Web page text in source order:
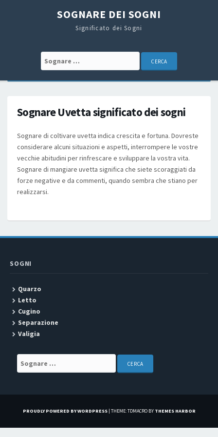
SOGNARE DEI SOGNI
Significato dei Sogni
Search for:
Sognare Uvetta significato dei sogni
Sognare di coltivare uvetta indica crescita e fortuna. Dovreste
considerare alcuni situazioni e aspetti, interrompere le vostre
vecchie abitudini per rinfrescare e sviluppare la vostra vita.
Sognare di mangiare uvetta significa che siete scoraggiati da
forze negative e da commenti, quando sembra che stiano per
realizzarsi.
SOGNI
Quarzo
Letto
Cugino
Separazione
Valigia
Search for:
PROUDLY POWERED BY WORDPRESS | THEME: TDMACRO BY THEMES HARBOR